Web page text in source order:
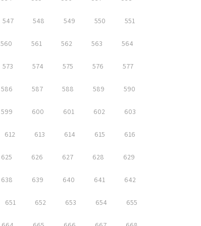
547 548 549 550 551
560 561 562 563 564
573 574 575 576 577
586 587 588 589 590
599 600 601 602 603
612 613 614 615 616
625 626 627 628 629
638 639 640 641 642
651 652 653 654 655